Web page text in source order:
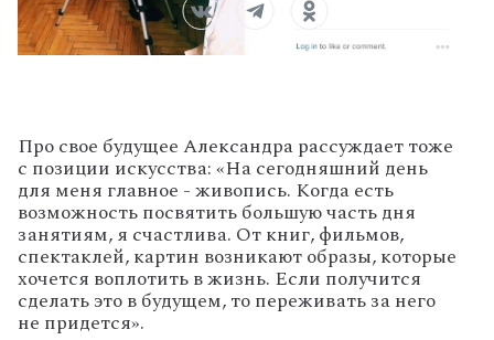
Про свое будущее Александра рассуждает тоже
с позиции искусства: «На сегодняшний день
для меня главное - живопись. Когда есть
возможность посвятить большую часть дня
занятиям, я счастлива. От книг, фильмов,
спектаклей, картин возникают образы, которые
хочется воплотить в жизнь. Если получится
сделать это в будущем, то переживать за него
не придется».